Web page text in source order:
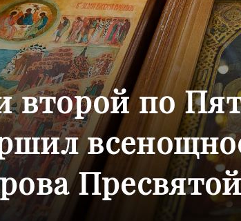
второй по